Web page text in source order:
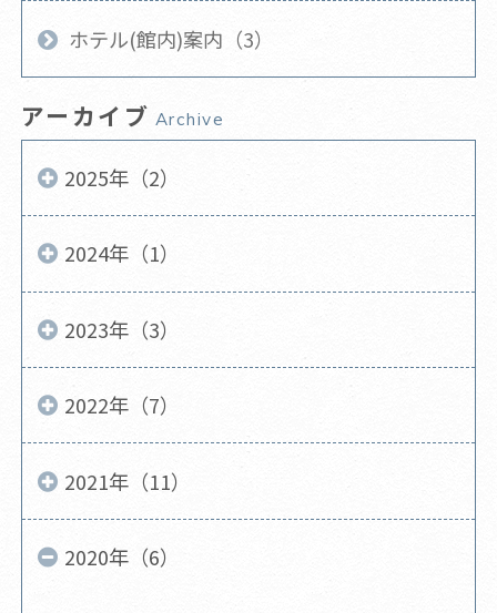
ホテル(館内)案内（3）
アーカイブ Archive
2025年（2）
2024年（1）
2023年（3）
2022年（7）
2021年（11）
2020年（6）